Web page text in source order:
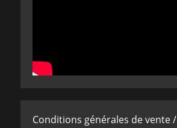
Conditions générales de vente /